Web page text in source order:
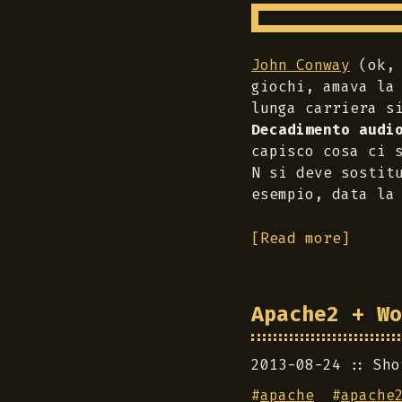
John Conway (ok,
giochi, amava la
lunga carriera
Decadimento
capisco cosa ci
N si deve
esempio, data
[Read more]
Apache2 +
2013-08-24
#apache #